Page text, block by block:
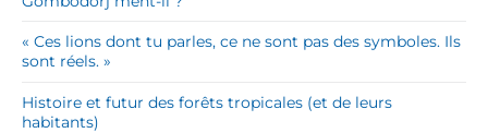
« Ces lions dont tu parles, ce ne sont pas des symboles. Ils
sont réels. »
Histoire et futur des forêts tropicales (et de leurs
habitants)